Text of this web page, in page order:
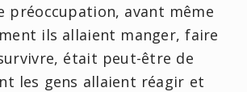
préoccupation, avant même
ils allaient manger, faire
était peut-être de
les gens allaient réagir et